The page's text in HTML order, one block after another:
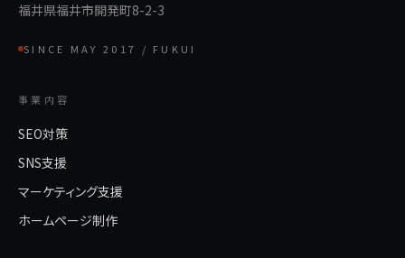
福井県福井市開発町8-2-3
SINCE MAY 2017 / FUKUI
事業内容
SEO対策
SNS支援
マーケティング支援
ホームページ制作